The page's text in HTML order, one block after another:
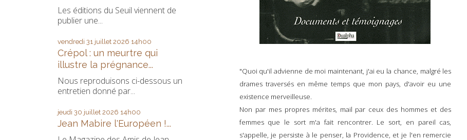
Les éditions du Seuil viennent de
publier une...
vendredi 31 juillet 2026 14h00
Crépol : un meurtre qui
illustre la prégnance...
Nous reproduisons ci-dessous un
entretien donné par...
jeudi 30 juillet 2026 14h00
Jean Mabire l'Européen !...
"Quoi qu'il advienne de moi maintenant, j'ai eu la chance, malgré les
drames traversés en même temps que mon pays, d'avoir eu une
existence merveilleuse.
Non par mes propres mérites, mail par ceux des hommes et des
femmes que le sort m'a fait rencontrer. Le sort, en pareil cas,
s'appelle, je persiste à le penser, la Providence, et je l'en remercie